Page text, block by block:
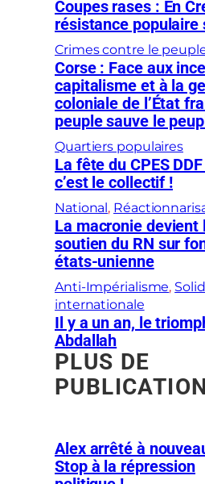
Coupes rases : En
résistance populaire
Crimes contre le
Corse : Face aux
capitalisme et à la
coloniale de l’État
peuple sauve le
Quartiers populaires
La fête du CPES
c’est le collectif !
National ,
La macronie devient
soutien du RN sur
états-unienne
Anti-Impérialisme,
internationale
Il y a un an, le
Abdallah
PLUS DE
Alex arrêté à
Stop à la répression